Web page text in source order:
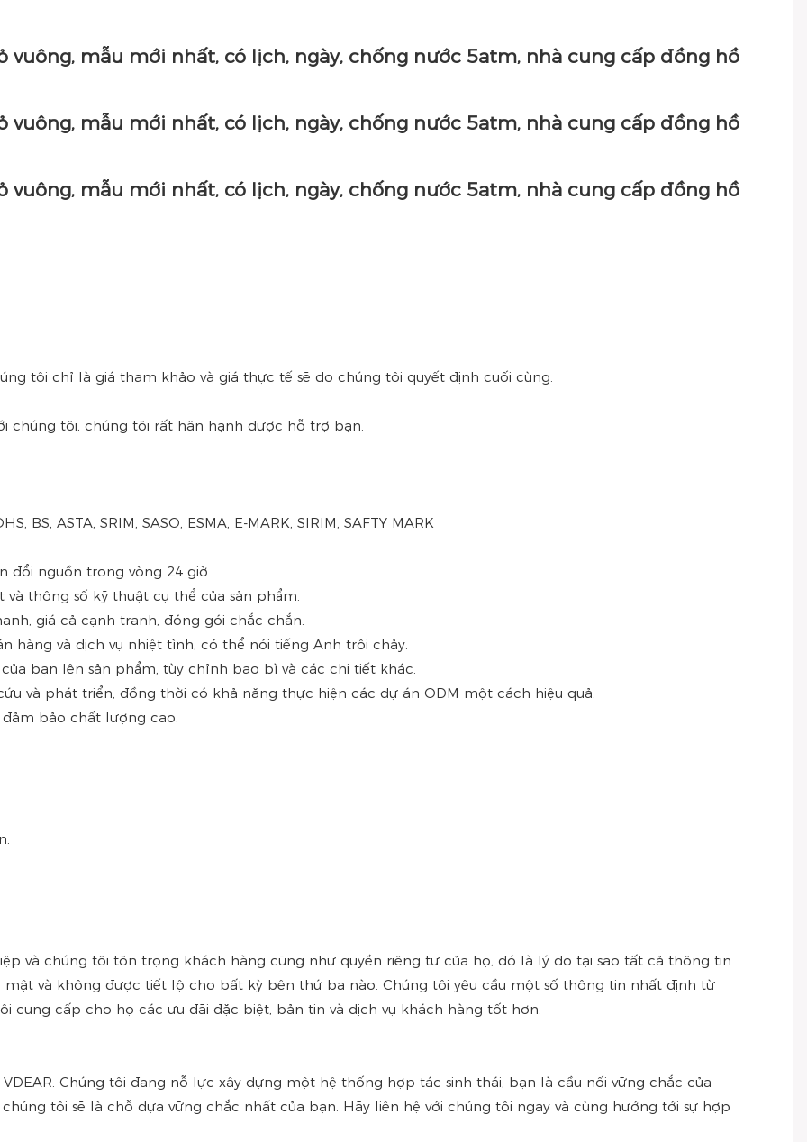
tôi chỉ là giá tham khảo và giá thực tế sẽ do chúng tôi quyết định cuối cùng.
chúng tôi, chúng tôi rất hân hạnh được hỗ trợ bạn.
BS, ASTA, SRIM, SASO, ESMA, E-MARK, SIRIM, SAFTY MARK
đổi nguồn trong vòng 24 giờ.
thông số kỹ thuật cụ thể của sản phẩm.
giá cả cạnh tranh, đóng gói chắc chắn.
hàng và dịch vụ nhiệt tình, có thể nói tiếng Anh trôi chảy.
bạn lên sản phẩm, tùy chỉnh bao bì và các chi tiết khác.
và phát triển, đồng thời có khả năng thực hiện các dự án ODM một cách hiệu quả.
bảo chất lượng cao.
và chúng tôi tôn trọng khách hàng cũng như quyền riêng tư của họ, đó là lý do tại sao tất cả thông tin
và không được tiết lộ cho bất kỳ bên thứ ba nào. Chúng tôi yêu cầu một số thông tin nhất định từ
cung cấp cho họ các ưu đãi đặc biệt, bản tin và dịch vụ khách hàng tốt hơn.
Chúng tôi đang nỗ lực xây dựng một hệ thống hợp tác sinh thái, bạn là cầu nối vững chắc của
tôi sẽ là chỗ dựa vững chắc nhất của bạn. Hãy liên hệ với chúng tôi ngay và cùng hướng tới sự hợp